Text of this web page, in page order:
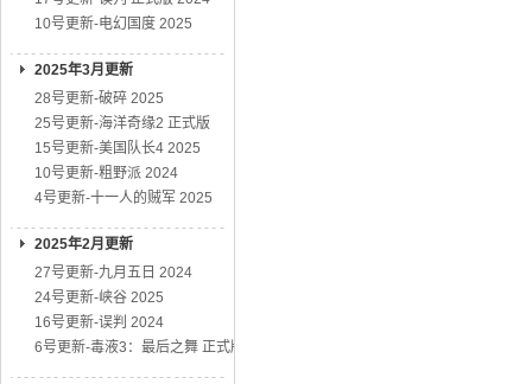
10号更新-电幻国度 2025
2025年3月更新
28号更新-破碎 2025
25号更新-海洋奇缘2 正式版
15号更新-美国队长4 2025
10号更新-粗野派 2024
4号更新-十一人的贼军 2025
2025年2月更新
27号更新-九月五日 2024
24号更新-峡谷 2025
16号更新-误判 2024
6号更新-毒液3：最后之舞 正式版